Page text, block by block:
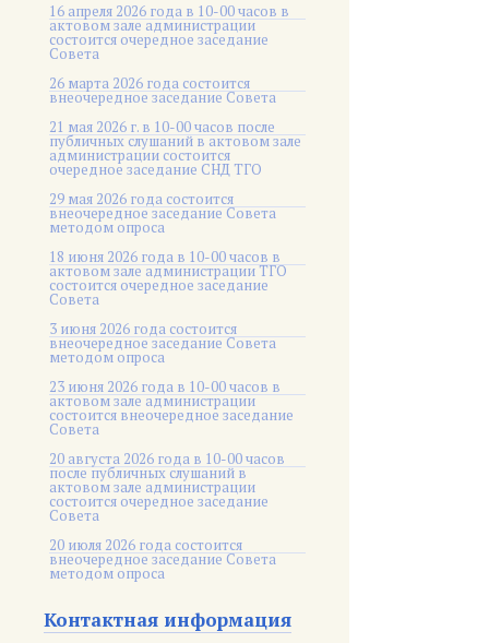
16 апреля 2026 года в 10-00 часов в
актовом зале администрации
состоится очередное заседание
Совета
26 марта 2026 года состоится
внеочередное заседание Совета
21 мая 2026 г. в 10-00 часов после
публичных слушаний в актовом зале
администрации состоится
очередное заседание СНД ТГО
29 мая 2026 года состоится
внеочередное заседание Совета
методом опроса
18 июня 2026 года в 10-00 часов в
актовом зале администрации ТГО
состоится очередное заседание
Совета
3 июня 2026 года состоится
внеочередное заседание Совета
методом опроса
23 июня 2026 года в 10-00 часов в
актовом зале администрации
состоится внеочередное заседание
Совета
20 августа 2026 года в 10-00 часов
после публичных слушаний в
актовом зале администрации
состоится очередное заседание
Совета
20 июля 2026 года состоится
внеочередное заседание Совета
методом опроса
Контактная информация